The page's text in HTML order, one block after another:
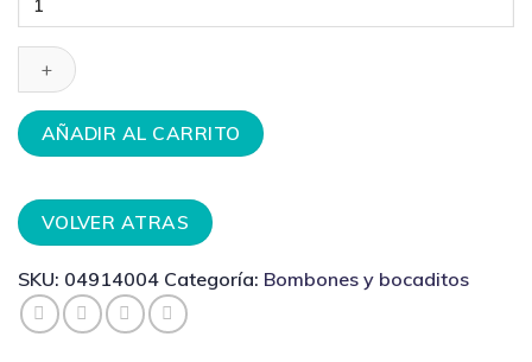
YOGURTE
13g
cantidad
AÑADIR AL CARRITO
VOLVER ATRAS
SKU: 04914004 Categoría: Bombones y bocaditos